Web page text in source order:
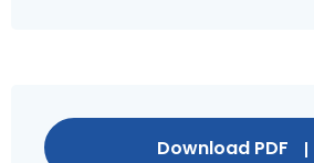
Download PDF